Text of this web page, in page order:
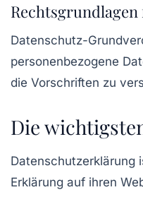
Datenschutz-
personenbezogene
die Vorschriften zu
Die
Datenschutzerklärung
Erklärung auf ihren